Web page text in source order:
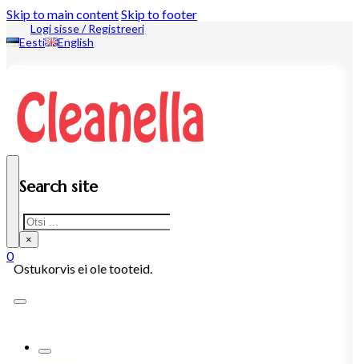
Skip to main contentSkip to footer
Logi sisse / Registreeri
Eesti
English
Search site
Search
×
0
Ostukorvis ei ole tooteid.